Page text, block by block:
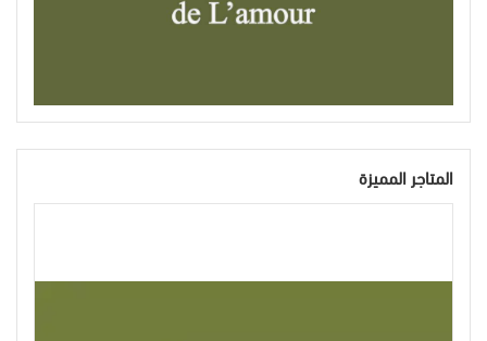
المتاجر المميزة